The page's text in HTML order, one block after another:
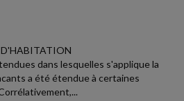
dans lesquelles s'applique la
a été étendue à certaines